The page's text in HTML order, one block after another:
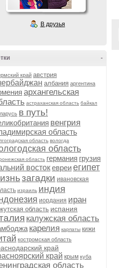
В друзья
-
край австрия
албания аргентина
архангельская
астраханская область байкал
в путь!
венгрия
область
область вологда
область
область германия грузия
востокевреиегипет
загадки ивановская
израиль индия
иордания иран
область испания
калужская область
карелия карпаты кижи
костромская область
край
край крым куба
область